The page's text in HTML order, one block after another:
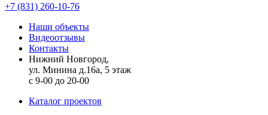
+7 (831) 260-10-76
Наши объекты
Видеоотзывы
Контакты
Нижний Новгород,
ул. Минина д.16а, 5 этаж
с 9-00 до 20-00
Каталог проектов